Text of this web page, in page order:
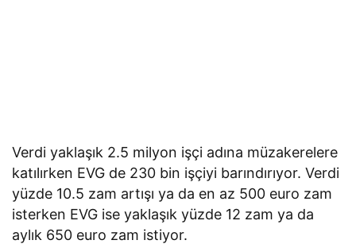
Verdi yaklaşık 2.5 milyon işçi adına müzakerelere
katılırken EVG de 230 bin işçiyi barındırıyor. Verdi
yüzde 10.5 zam artışı ya da en az 500 euro zam
isterken EVG ise yaklaşık yüzde 12 zam ya da
aylık 650 euro zam istiyor.